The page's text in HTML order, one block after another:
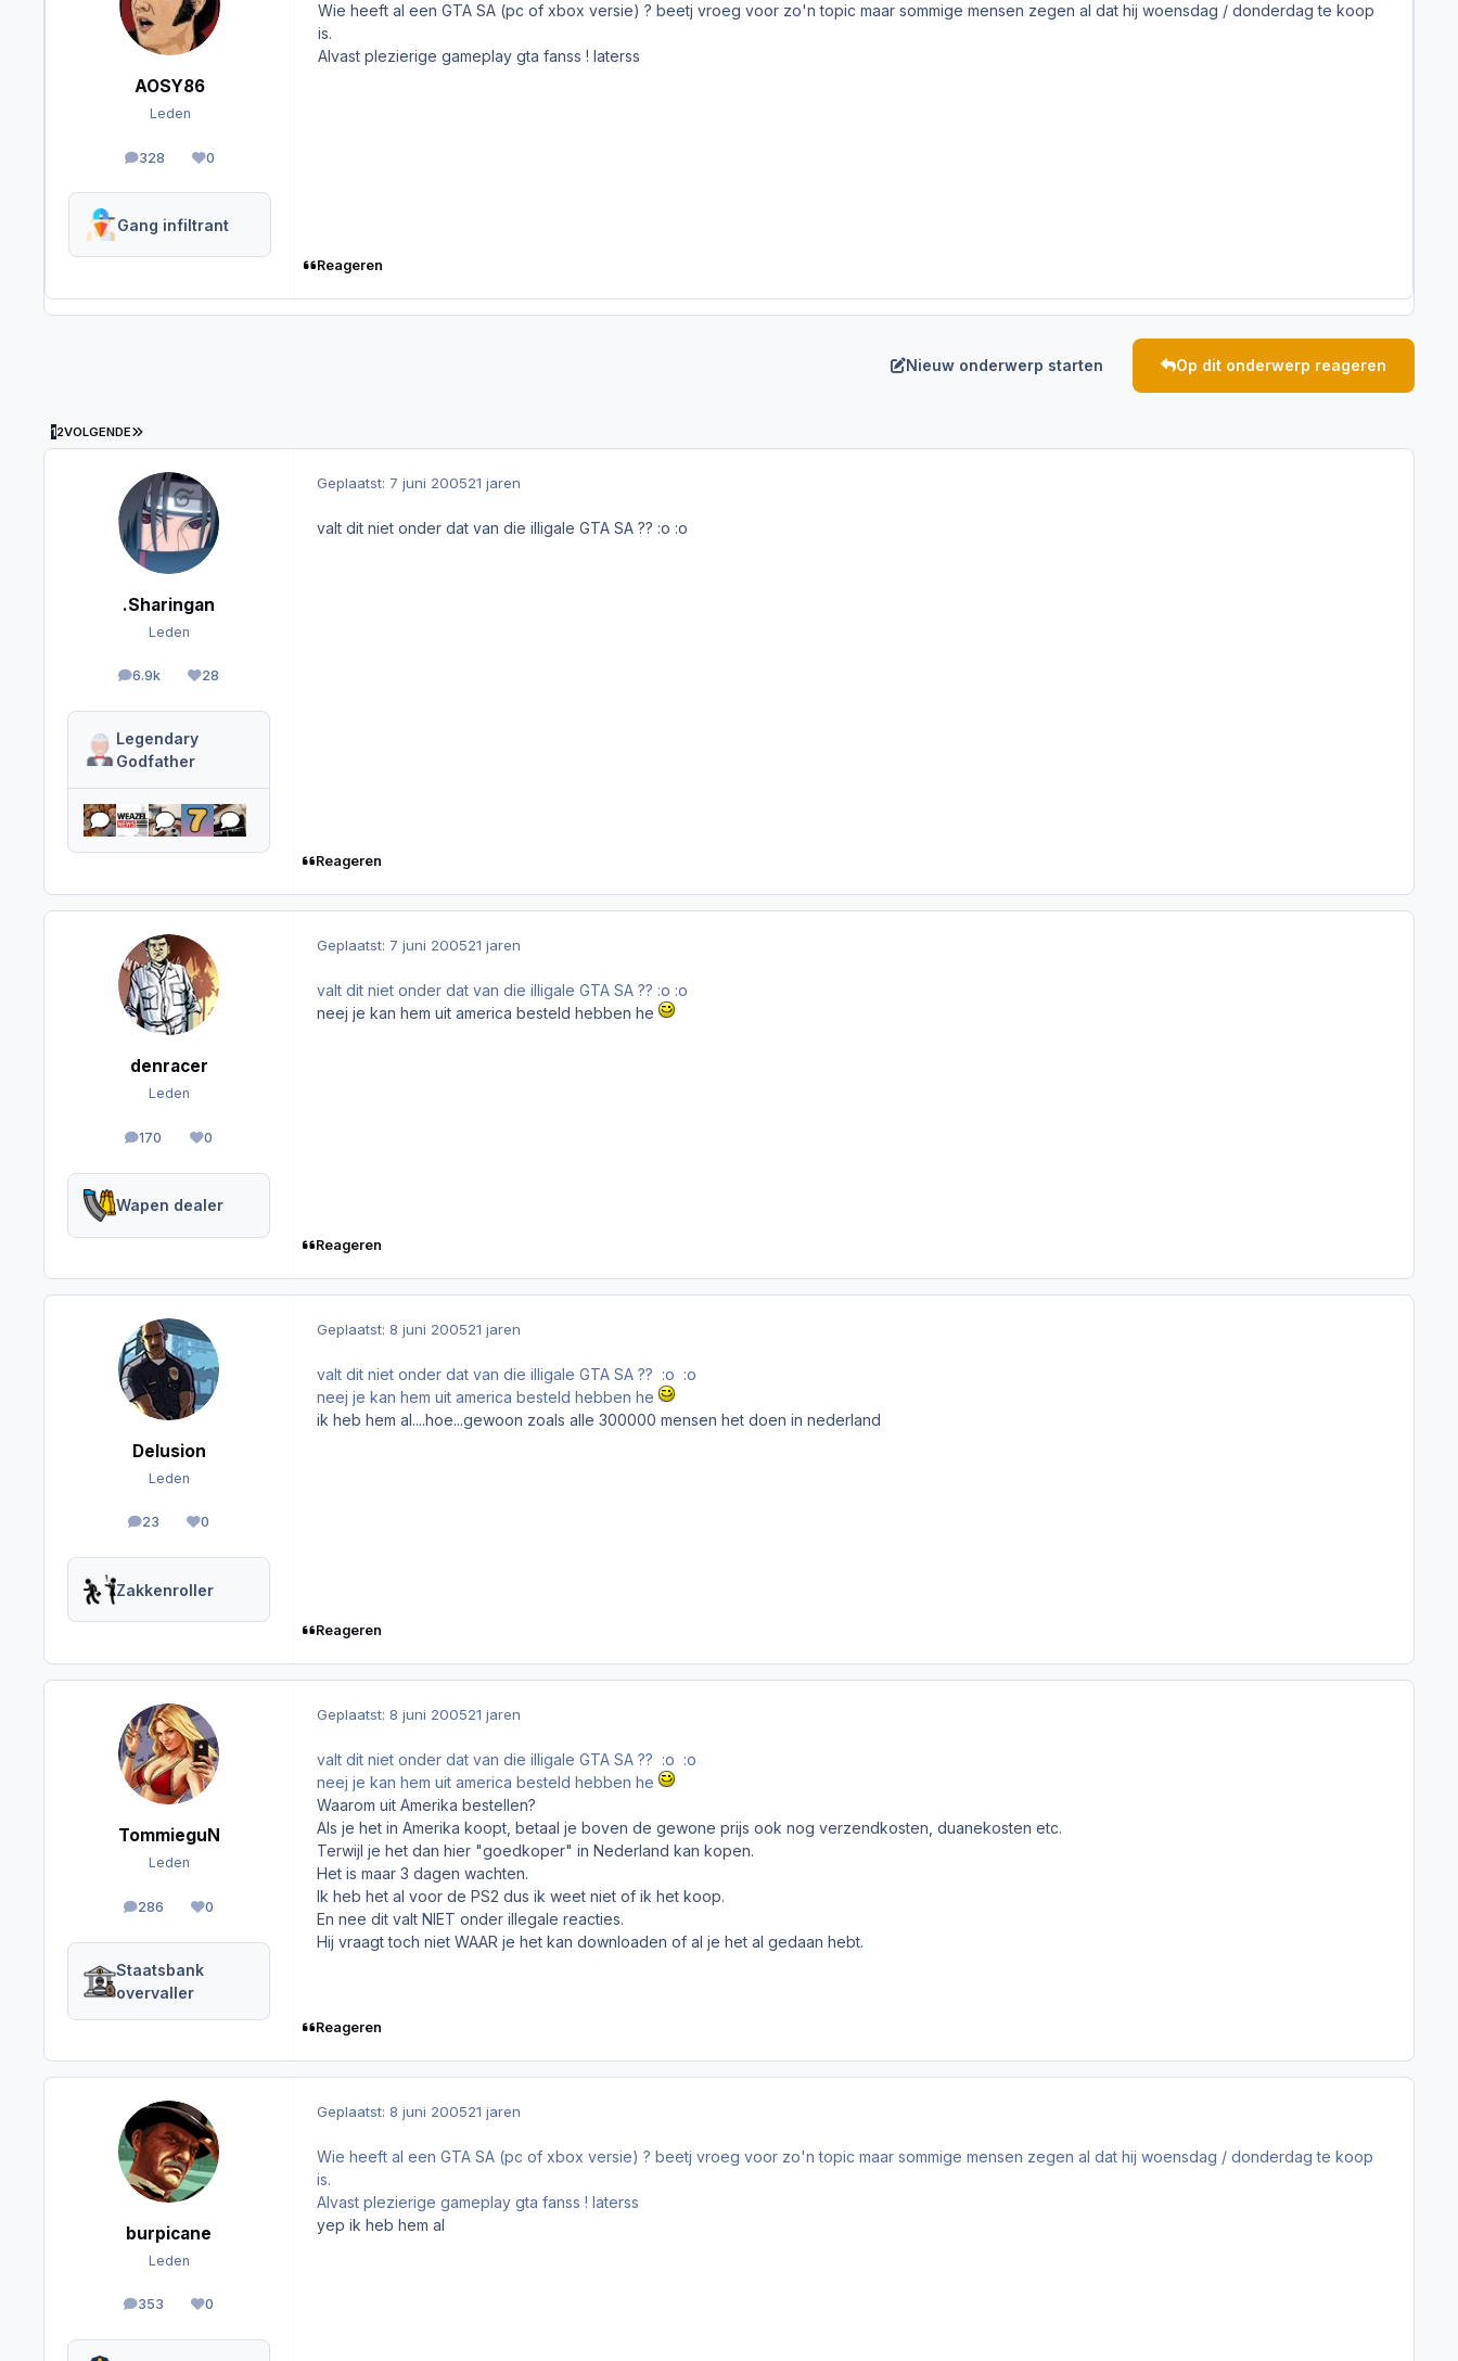
AOSY86
Leden
328
berichten0
Reputation
Gang infiltrant
Wie heeft al een GTA SA (pc of xbox versie) ? beetj vroeg voor zo'n topic maar sommige mensen zegen al dat hij woensdag / donderdag te koop
is.
Alvast plezierige gameplay gta fanss ! laterss
Reageren
Nieuw onderwerp starten Op dit onderwerp reageren
12VOLGENDE LAATSTE PAGINA
.Sharingan
Leden
6.9k
berichten 28
Reputation
Legendary
Godfather
Geplaatst: 7 juni 200521 jaren
valt dit niet onder dat van die illigale GTA SA ?? :o :o
Reageren
denracer
Leden
170
berichten0
Reputation
Wapen dealer
Geplaatst: 7 juni 200521 jaren
valt dit niet onder dat van die illigale GTA SA ?? :o :o
neej je kan hem uit america besteld hebben he
Reageren
Delusion
Leden
23
berichten0
Reputation
Zakkenroller
Geplaatst: 8 juni 200521 jaren
valt dit niet onder dat van die illigale GTA SA ?? :o :o
neej je kan hem uit america besteld hebben he
ik heb hem al....hoe...gewoon zoals alle 300000 mensen het doen in nederland
Reageren
TommieguN
Leden
286
berichten0
Reputation
Staatsbank
overvaller
Geplaatst: 8 juni 200521 jaren
valt dit niet onder dat van die illigale GTA SA ?? :o :o
neej je kan hem uit america besteld hebben he
Waarom uit Amerika bestellen?
Als je het in Amerika koopt, betaal je boven de gewone prijs ook nog verzendkosten, duanekosten etc.
Terwijl je het dan hier "goedkoper" in Nederland kan kopen.
Het is maar 3 dagen wachten.
Ik heb het al voor de PS2 dus ik weet niet of ik het koop.
En nee dit valt NIET onder illegale reacties.
Hij vraagt toch niet WAAR je het kan downloaden of al je het al gedaan hebt.
Reageren
burpicane
Leden
353
berichten0
Reputation
Geplaatst: 8 juni 200521 jaren
Wie heeft al een GTA SA (pc of xbox versie) ? beetj vroeg voor zo'n topic maar sommige mensen zegen al dat hij woensdag / donderdag te koop
is.
Alvast plezierige gameplay gta fanss ! laterss
yep ik heb hem al